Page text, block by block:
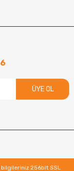
ÜYE OL
256bit SSL